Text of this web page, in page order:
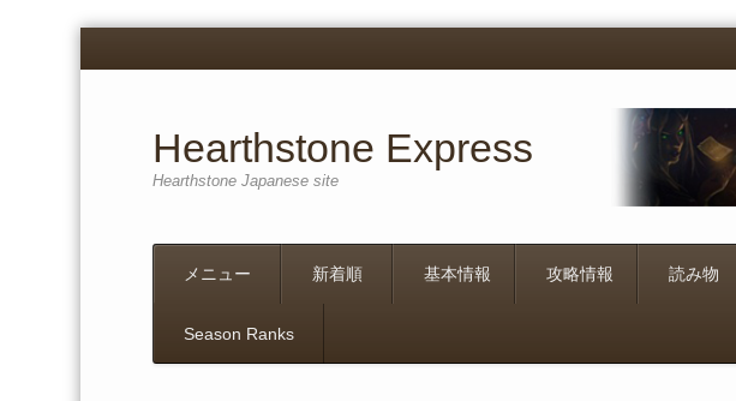
Hearthstone Express
Hearthstone Japanese site
メニュー 新着順 基本情報 攻略情報 読み物
Season Ranks